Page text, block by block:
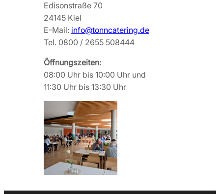
Edisonstraße 70
24145 Kiel
E-Mail: info@tonncatering.de
Tel. 0800 / 2655 508444
Öffnungszeiten:
08:00 Uhr bis 10:00 Uhr und
11:30 Uhr bis 13:30 Uhr